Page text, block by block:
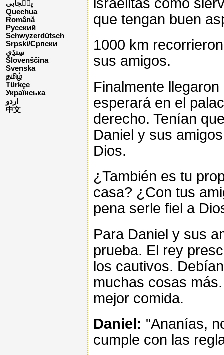
پن٘جابی
Quechua
Română
Русский
Schwyzerdütsch
Srpski/Српски
Slovenščina
Svenska
தமிழ்
Türkçe
Українська
اردو
中文
que tengan buen
1000 km
sus amigos.
Finalmente
esperará en el
derecho. Tenían
Daniel y sus
Dios.
¿También es tu
casa? ¿Con tus
pena serle fiel a
Para Daniel y sus
prueba. El rey
los cautivos.
muchas cosas
mejor comida.
Daniel: "Ananías,
cumple con las